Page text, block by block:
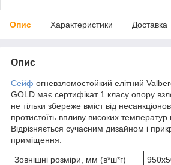
Опис Характеристики Доставка
Опис
Сейф огневзломостойкий елітний
GOLD має сертифікат 1 класу опору
не тільки збереже вміст від
протистоїть впливу високих температур
Відрізняється сучасним дизайном і
приміщення.
Зовнішні розміри, мм (в*ш*г)